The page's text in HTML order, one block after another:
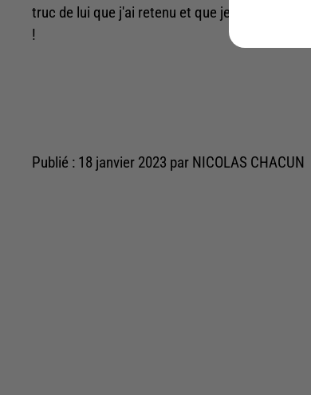
truc de lui que j'ai retenu et que je n'ai jamais
!
Publié : 18 janvier 2023 par NICOLAS CHACUN